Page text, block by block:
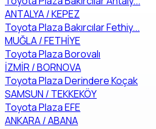
ANTALYA / KEPEZ
Toyota Plaza Bakırcılar Fethiy...
MUĞLA / FETHİYE
Toyota Plaza Borovalı
İZMİR / BORNOVA
Toyota Plaza Derindere Koçak
SAMSUN / TEKKEKÖY
Toyota Plaza EFE
ANKARA / ABANA